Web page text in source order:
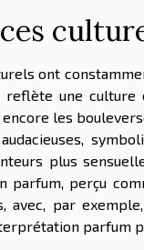
ont
reflète une
les
plus
parfum, perçu
avec, par
parfum